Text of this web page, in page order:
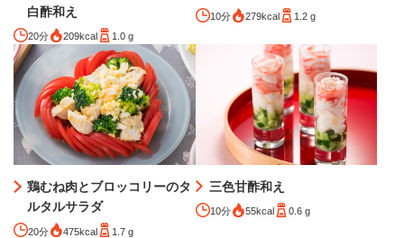
白酢和え
20分 209kcal 1.0 g
10分 279kcal 1.2 g
鶏むね肉とブロッコリーのタ
ルタルサラダ
20分 475kcal 1.7 g
三色甘酢和え
10分 55kcal 0.6 g